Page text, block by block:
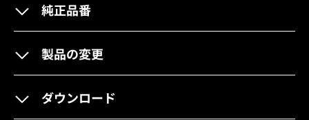
純正品番
製品の変更
ダウンロード